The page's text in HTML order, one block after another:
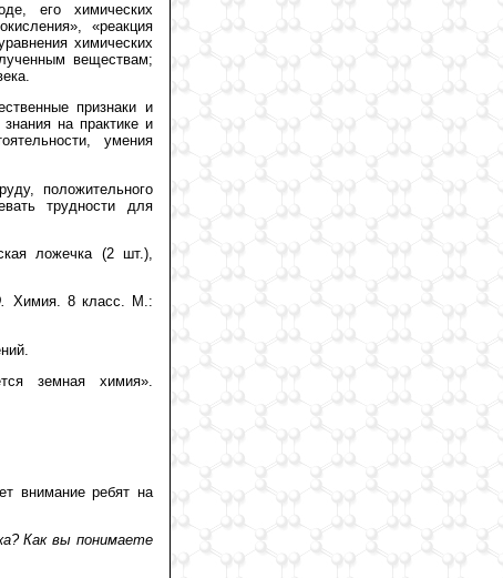
его химических
«реакция
химических
веществам;
признаки и
на практике и
умения
положительного
трудности для
ложечка (2 шт.),
Химия. 8 класс. М.:
земная химия».
внимание ребят на
Как вы понимаете